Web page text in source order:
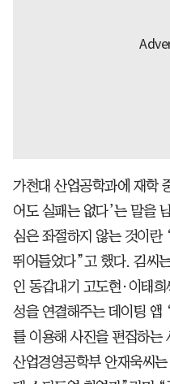
가천대 산업공학과에 재학
어도 실패는 없다’는 말을
심은 좌절하지 않는 것이란
뛰어들었다”고 했다. 김씨
인 동갑내기 고도현·이태
성을 연결해주는 데이팅 앱
를 이용해 사진을 편집하는
산업경영공학부 안재욱씨